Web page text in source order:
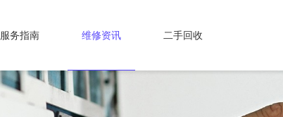
服务指南 维修资讯 二手回收